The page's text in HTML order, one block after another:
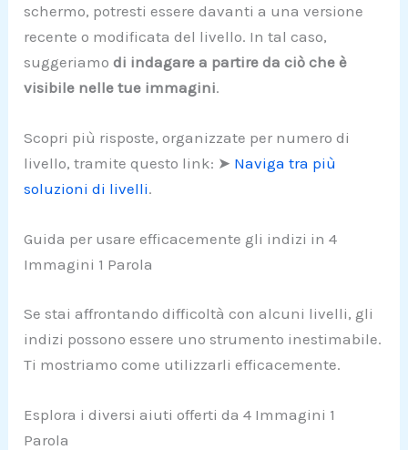
schermo, potresti essere davanti a una versione
recente o modificata del livello. In tal caso,
suggeriamodi indagare a partire da ciò che è
visibile nelle tue immagini.
Scopri più risposte, organizzate per numero di
livello, tramite questo link: ➤ Naviga tra più
soluzioni di livelli.
Guida per usare efficacemente gli indizi in 4
Immagini 1 Parola
Se stai affrontando difficoltà con alcuni livelli, gli
indizi possono essere uno strumento inestimabile.
Ti mostriamo come utilizzarli efficacemente.
Esplora i diversi aiuti offerti da 4 Immagini 1
Parola